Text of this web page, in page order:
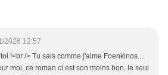
2026 12:57
!<br /> Tu sais comme j'aime Foenkinos....
moi, ce roman ci est son moins bon, le seul